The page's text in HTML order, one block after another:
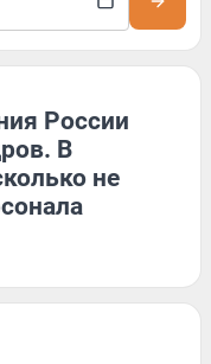
России
В
не